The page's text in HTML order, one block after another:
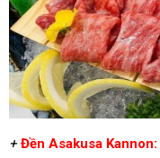
+Đền Asakusa Kannon: